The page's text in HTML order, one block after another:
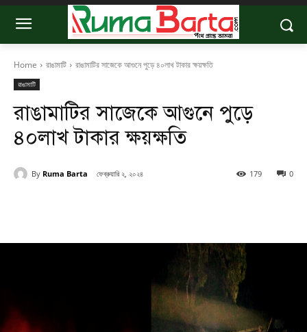
Home রাঙামাটি রাঙামাটির সাজেকে আগুনে পুড়ে ৪০লাখ টাকার ক্ষয়ক্ষতি
রাঙামাটি
রাঙামাটির সাজেকে আগুনে পুড়ে
৪০লাখ টাকার ক্ষয়ক্ষতি
By Ruma Barta ফেব্রুয়ারি ২, ২০২৪ 0
179